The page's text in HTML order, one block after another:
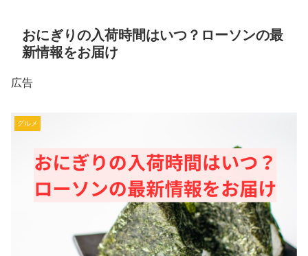
おにぎりの入荷時間はいつ？ローソンの最
新情報をお届け
広告
グルメ